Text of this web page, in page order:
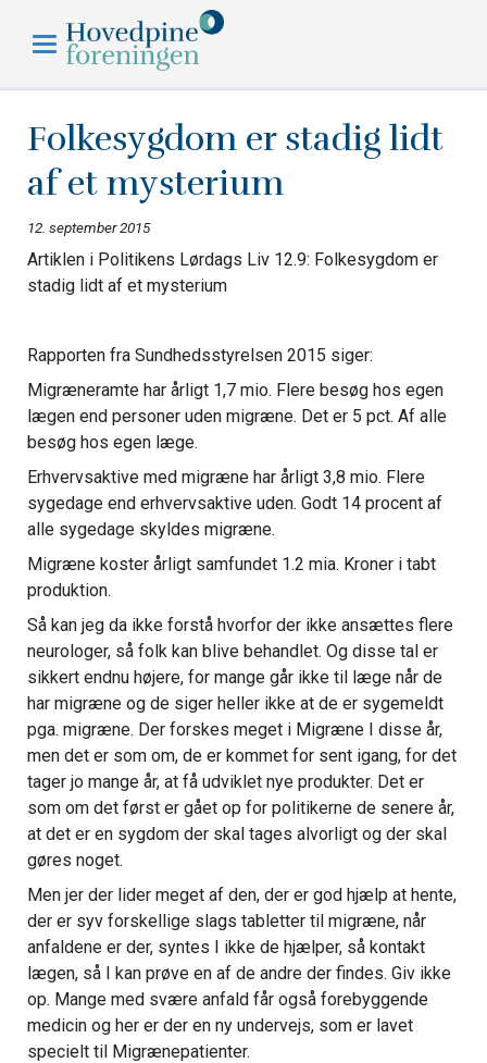
Folkesygdom er stadig lidt
af et mysterium
12. september 2015
Artiklen i Politikens Lørdags Liv 12.9: Folkesygdom er
stadig lidt af et mysterium
Rapporten fra Sundhedsstyrelsen 2015 siger:
Migræneramte har årligt 1,7 mio. Flere besøg hos egen
lægen end personer uden migræne. Det er 5 pct. Af alle
besøg hos egen læge.
Erhvervsaktive med migræne har årligt 3,8 mio. Flere
sygedage end erhvervsaktive uden. Godt 14 procent af
alle sygedage skyldes migræne.
Migræne koster årligt samfundet 1.2 mia. Kroner i tabt
produktion.
Så kan jeg da ikke forstå hvorfor der ikke ansættes flere
neurologer, så folk kan blive behandlet. Og disse tal er
sikkert endnu højere, for mange går ikke til læge når de
har migræne og de siger heller ikke at de er sygemeldt
pga. migræne. Der forskes meget i Migræne I disse år,
men det er som om, de er kommet for sent igang, for det
tager jo mange år, at få udviklet nye produkter. Det er
som om det først er gået op for politikerne de senere år,
at det er en sygdom der skal tages alvorligt og der skal
gøres noget.
Men jer der lider meget af den, der er god hjælp at hente,
der er syv forskellige slags tabletter til migræne, når
anfaldene er der, syntes I ikke de hjælper, så kontakt
lægen, så I kan prøve en af de andre der findes. Giv ikke
op. Mange med svære anfald får også forebyggende
medicin og her er der en ny undervejs, som er lavet
specielt til Migrænepatienter.